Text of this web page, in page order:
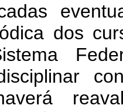
dos